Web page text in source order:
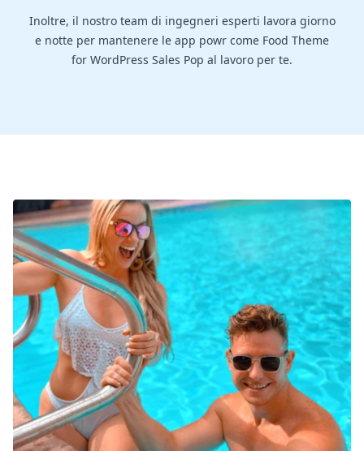
Inoltre, il nostro team di ingegneri esperti lavora giorno
e notte per mantenere le app powr come Food Theme
for WordPress Sales Pop al lavoro per te.